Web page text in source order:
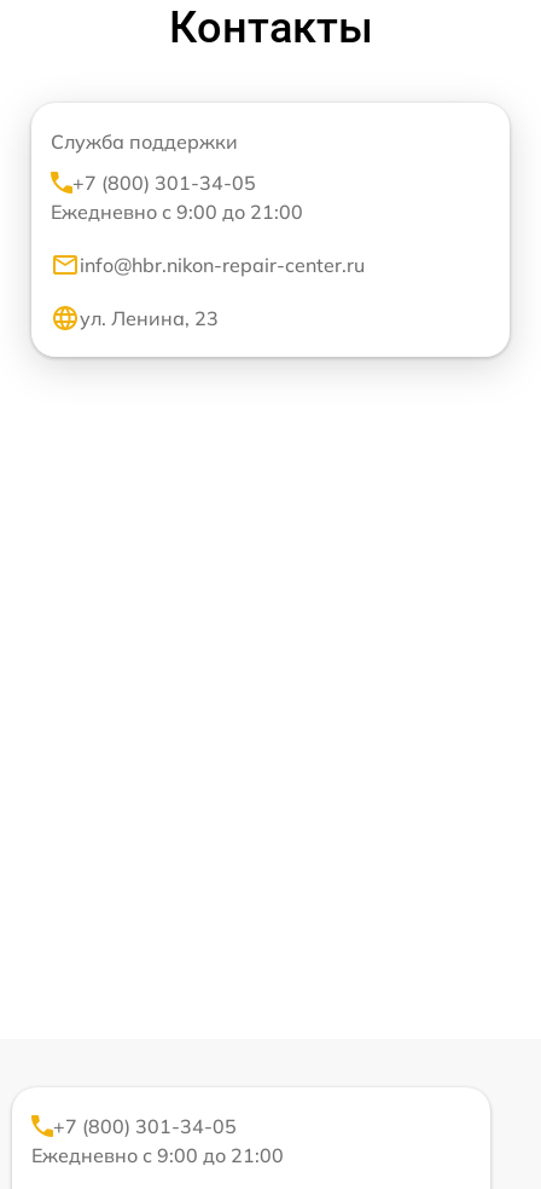
Контакты
Служба поддержки
+7 (800) 301-34-05
Ежедневно с 9:00 до 21:00
info@hbr.nikon-repair-center.ru
ул. Ленина, 23
+7 (800) 301-34-05
Ежедневно с 9:00 до 21:00